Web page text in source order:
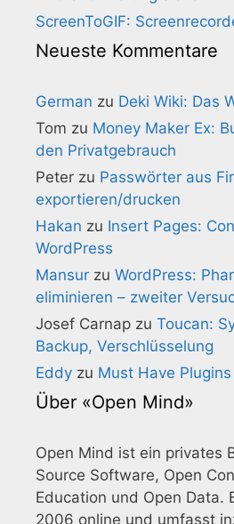
ScreenToGIF:
Neueste Kommentare
German zu Deki Wiki: Das
Tom zu Money Maker Ex:
den Privatgebrauch
Peter zu Passwörter aus
exportieren/drucken
Hakan zu Insert Pages:
WordPress
Mansur zu WordPress:
eliminieren – zweiter
Josef Carnap zu Toucan:
Backup, Verschlüsselung
Eddy zu Must Have
Über «Open Mind»
Open Mind ist ein privates
Source Software, Open
Education und Open Data.
2006 online und umfasst